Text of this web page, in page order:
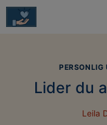
Skip
to
PERSONLIG
Lider du
Leila